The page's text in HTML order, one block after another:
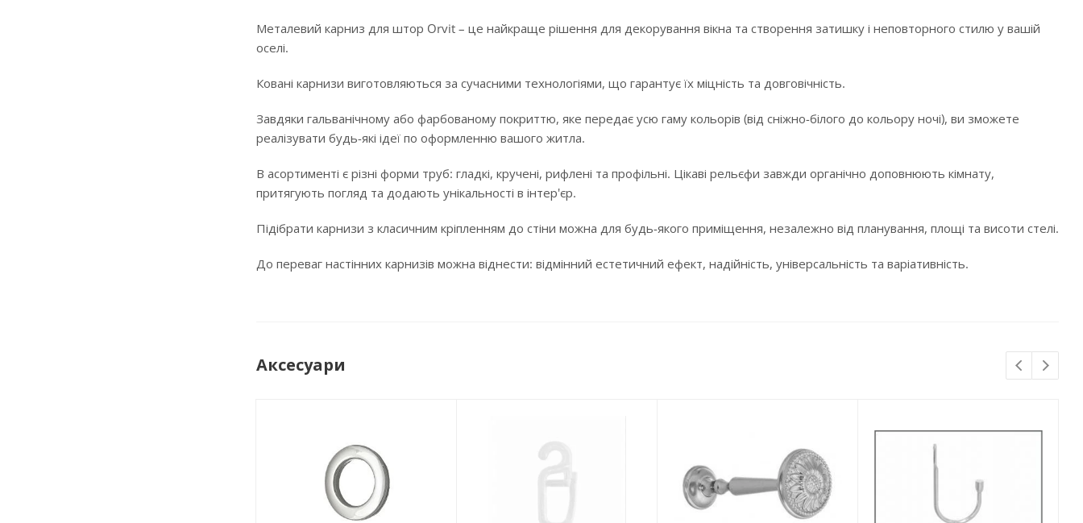
Металевий карниз для штор Orvit – це найкраще рішення для декорування вікна та створення затишку і неповторного стилю у вашій
оселі.
Ковані карнизи виготовляються за сучасними технологіями, що гарантує їх міцність та довговічність.
Завдяки гальванічному або фарбованому покриттю, яке передає усю гаму кольорів (від сніжно-білого до кольору ночі), ви зможете
реалізувати будь-які ідеї по оформленню вашого житла.
В асортименті є різні форми труб: гладкі, кручені, рифлені та профільні. Цікаві рельєфи завжди органічно доповнюють кімнату,
притягують погляд та додають унікальності в інтер'єр.
Підібрати карнизи з класичним кріпленням до стіни можна для будь-якого приміщення, незалежно від планування, площі та висоти стелі.
До переваг настінних карнизів можна віднести: відмінний естетичний ефект, надійність, універсальність та варіативність.
Аксесуари